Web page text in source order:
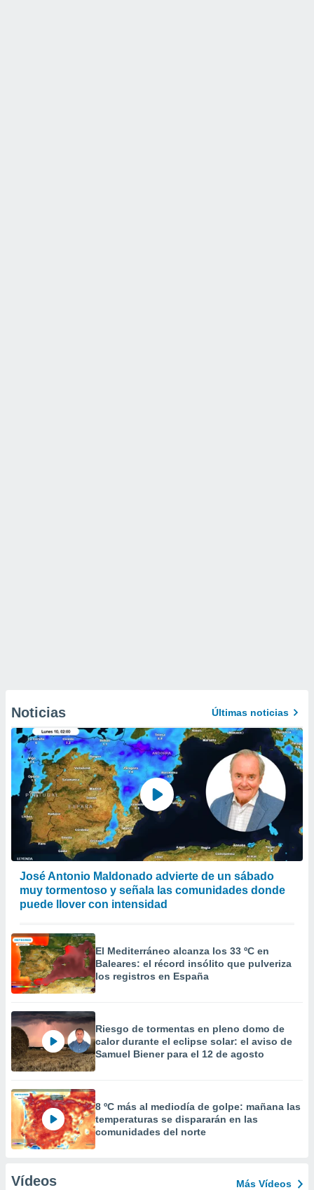
Noticias Últimas noticias
José Antonio Maldonado advierte de un sábado
muy tormentoso y señala las comunidades donde
puede llover con intensidad
El Mediterráneo alcanza los 33 ºC en
Baleares: el récord insólito que pulveriza
los registros en España
Riesgo de tormentas en pleno domo de
calor durante el eclipse solar: el aviso de
Samuel Biener para el 12 de agosto
8 ºC más al mediodía de golpe: mañana las
temperaturas se dispararán en las
comunidades del norte
Vídeos Más Vídeos